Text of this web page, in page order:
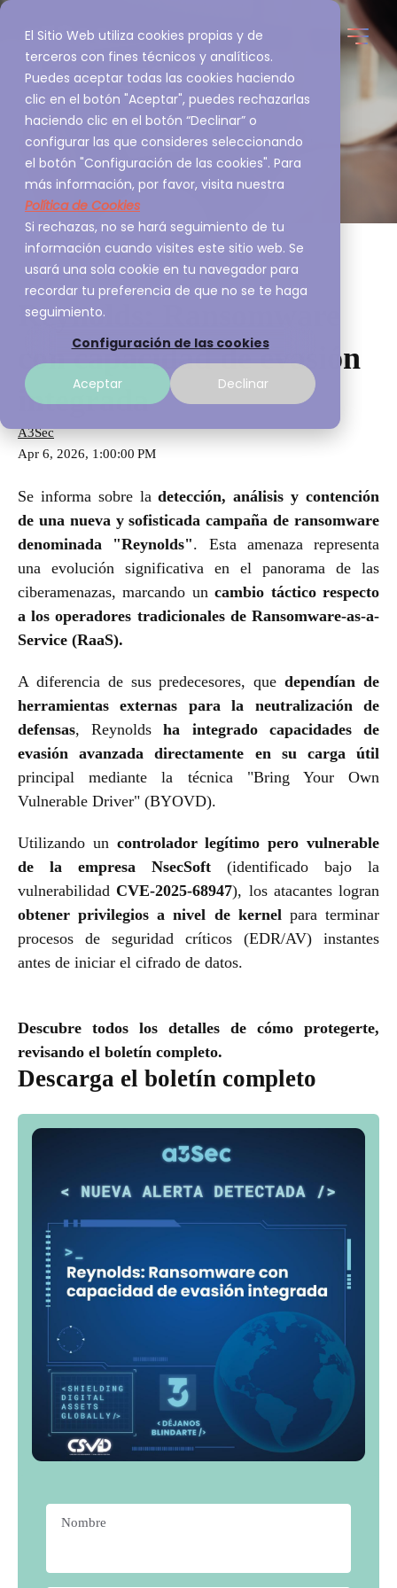
El Sitio Web utiliza cookies propias y de
terceros con fines técnicos y analíticos.
Puedes aceptar todas las cookies haciendo
clic en el botón "Aceptar", puedes rechazarlas
haciendo clic en el botón “Declinar” o
configurar las que consideres seleccionando
el botón "Configuración de las cookies". Para
más información, por favor, visita nuestra
Política de Cookies
Si rechazas, no se hará seguimiento de tu
información cuando visites este sitio web. Se
usará una sola cookie en tu navegador para
recordar tu preferencia de que no se te haga
seguimiento.
Configuración de las cookies
Aceptar Declinar
Reynolds: Ransomware
con capacidad de evasión
integrada
A3Sec
Apr 6, 2026, 1:00:00 PM
Se informa sobre ladetección, análisis y contención
de una nueva y sofisticada campaña de ransomware
denominada "Reynolds". Esta amenaza representa
una evolución significativa en el panorama de las
ciberamenazas, marcando uncambio táctico respecto
a los operadores tradicionales de Ransomware-as-a-
Service (RaaS).
A diferencia de sus predecesores, quedependían de
herramientas externas para la neutralización de
defensas, Reynoldsha integrado capacidades de
evasión avanzada directamente en su carga útil
principal mediante la técnica "Bring Your Own
Vulnerable Driver" (BYOVD).
Utilizando un controlador legítimo pero vulnerable
de la empresa NsecSoft (identificado bajo la
vulnerabilidad CVE-2025-68947), los atacantes logran
obtener privilegios a nivel de kernel para terminar
procesos de seguridad críticos (EDR/AV) instantes
antes de iniciar el cifrado de datos.
Descubre todos los detalles de cómo protegerte,
revisando el boletín completo.
Descarga el boletín completo
Nombre